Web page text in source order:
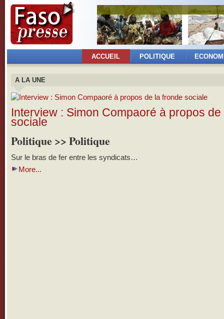
ACCUEIL POLITIQUE
A LA UNE
Interview : Simon Compaoré à propos
sociale
Politique >> Politique
Sur le bras de fer entre les syndicats…
More...